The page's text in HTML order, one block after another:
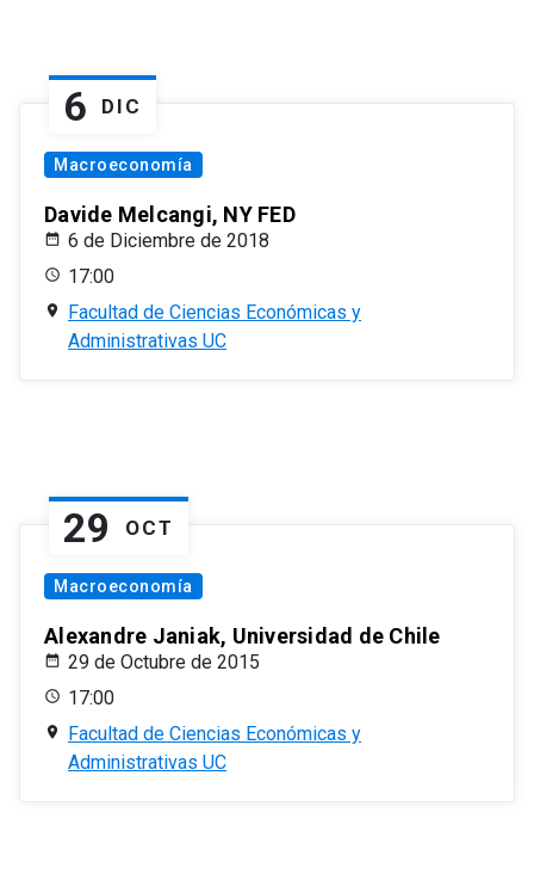
6 DIC
Macroeconomía
Davide Melcangi, NY FED
6 de Diciembre de 2018
17:00
Facultad de Ciencias Económicas y
Administrativas UC
29 OCT
Macroeconomía
Alexandre Janiak, Universidad de Chile
29 de Octubre de 2015
17:00
Facultad de Ciencias Económicas y
Administrativas UC